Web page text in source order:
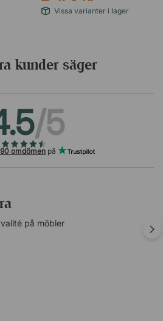
Vissa varianter i lager
kunder säger
/5
omdömenpå
på möbler